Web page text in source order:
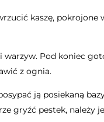
kaszę, pokrojone
warzyw. Pod koniec
z ognia.
ją posiekaną
gryźć pestek, należy